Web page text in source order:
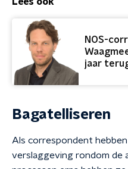
NOS-
jaar
Bagatelliseren
Als correspondent
verslaggeving rondom de